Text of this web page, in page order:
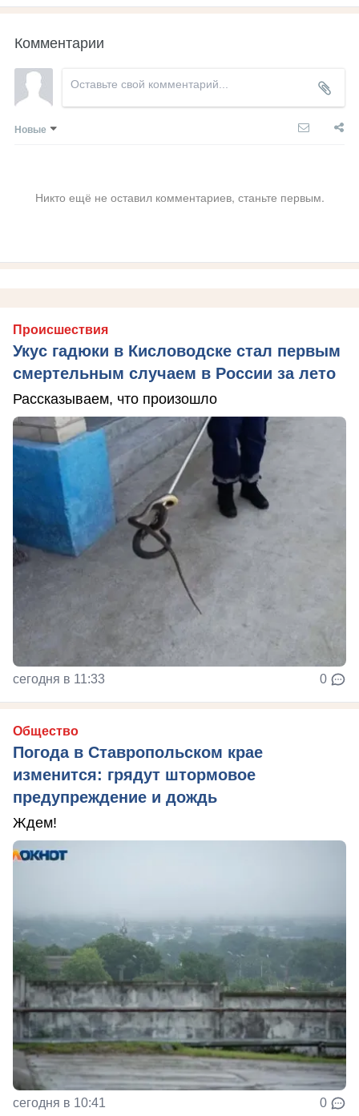
Комментарии
Новые
Никто ещё не оставил комментариев, станьте первым.
Происшествия
Укус гадюки в Кисловодске стал первым
смертельным случаем в России за лето
Рассказываем, что произошло
сегодня в 11:33 0
Общество
Погода в Ставропольском крае
изменится: грядут штормовое
предупреждение и дождь
Ждем!
сегодня в 10:41 0